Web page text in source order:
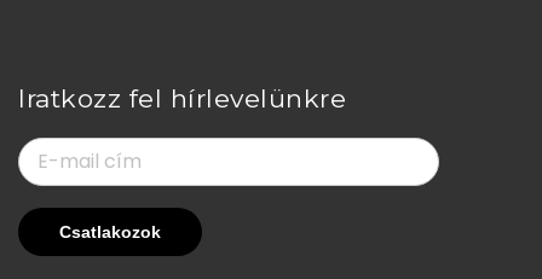
Iratkozz fel hírlevelünkre